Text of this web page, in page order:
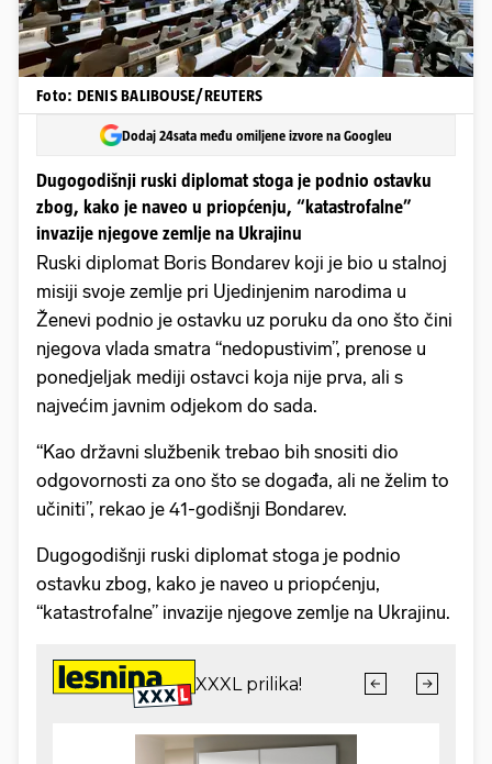
Foto: DENIS BALIBOUSE/REUTERS
Dodaj 24sata među omiljene izvore na Googleu
Dugogodišnji ruski diplomat stoga je podnio ostavku
zbog, kako je naveo u priopćenju, “katastrofalne”
invazije njegove zemlje na Ukrajinu
Ruski diplomat Boris Bondarev koji je bio u stalnoj
misiji svoje zemlje pri Ujedinjenim narodima u
Ženevi podnio je ostavku uz poruku da ono što čini
njegova vlada smatra “nedopustivim”, prenose u
ponedjeljak mediji ostavci koja nije prva, ali s
najvećim javnim odjekom do sada.
“Kao državni službenik trebao bih snositi dio
odgovornosti za ono što se događa, ali ne želim to
učiniti”, rekao je 41-godišnji Bondarev.
Dugogodišnji ruski diplomat stoga je podnio
ostavku zbog, kako je naveo u priopćenju,
“katastrofalne” invazije njegove zemlje na Ukrajinu.